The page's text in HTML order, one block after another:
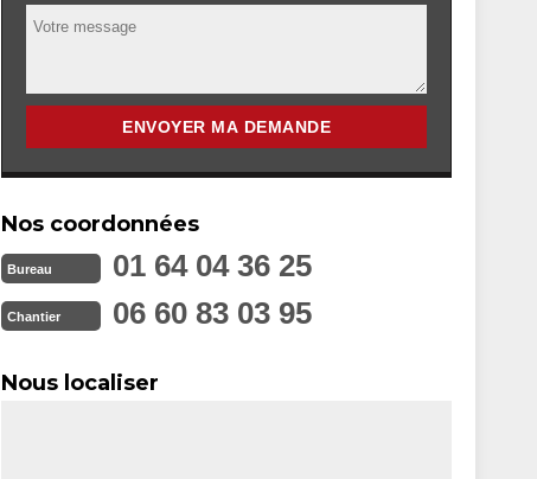
Nos coordonnées
Bureau 01 64 04 36 25
Chantier 06 60 83 03 95
Nous localiser